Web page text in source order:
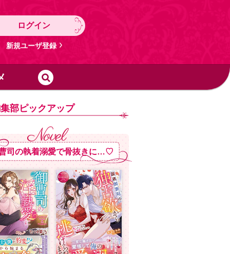
ログイン
新規ユーザ登録
部ピックアップ
司の執着溺愛で骨抜きに…♡